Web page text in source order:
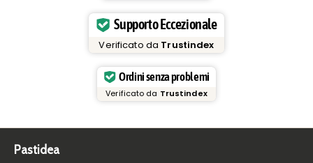
Supporto Eccezionale
Verificato da Trustindex
Ordini senza problemi
Verificato da Trustindex
Pastidea